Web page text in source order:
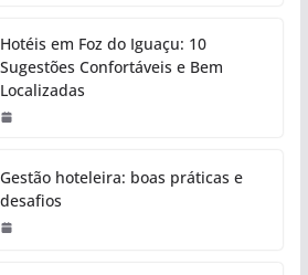
Hotéis em Foz do Iguaçu: 10
Sugestões Confortáveis e Bem
Localizadas
Gestão hoteleira: boas práticas e
desafios